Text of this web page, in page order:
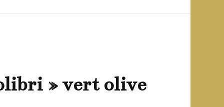
» vert olive